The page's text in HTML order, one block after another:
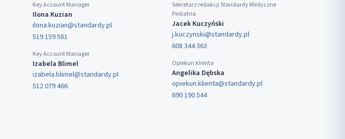
Key Account Manager
Ilona Kuzian
ilona.kuzian@standardy.pl
519 159 581
Key Account Manager
Izabela Blimel
izabela.blimel@standardy.pl
512 079 466
Sekretarz redakcji Standardy Medyczne
Pediatria
Jacek Kuczyński
j.kuczynski@standardy.pl
608 344 363
Opiekun klienta
Angelika Dębska
opiekun.klienta@standardy.pl
690 190 544